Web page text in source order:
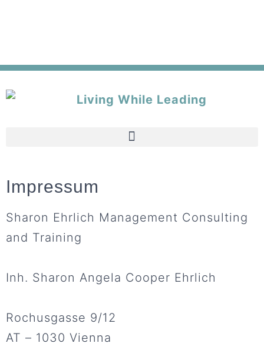
Impressum
Sharon Ehrlich Management Consulting
and Training
Inh. Sharon Angela Cooper Ehrlich
Rochusgasse 9/12
AT – 1030 Vienna